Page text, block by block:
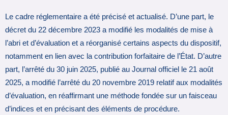
Le cadre réglementaire a été précisé et actualisé. D’une part, le
décret du 22 décembre 2023 a modifié les modalités de mise à
l’abri et d’évaluation et a réorganisé certains aspects du dispositif,
notamment en lien avec la contribution forfaitaire de l’État. D’autre
part, l’arrêté du 30 juin 2025, publié au Journal officiel le 21 août
2025, a modifié l’arrêté du 20 novembre 2019 relatif aux modalités
d’évaluation, en réaffirmant une méthode fondée sur un faisceau
d’indices et en précisant des éléments de procédure.